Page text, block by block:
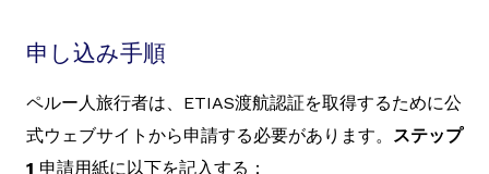
申し込み手順
ペルー人旅行者は、ETIAS渡航認証を取得するために公
式ウェブサイトから申請する必要があります。 ステップ
1 申請用紙に以下を記入する：